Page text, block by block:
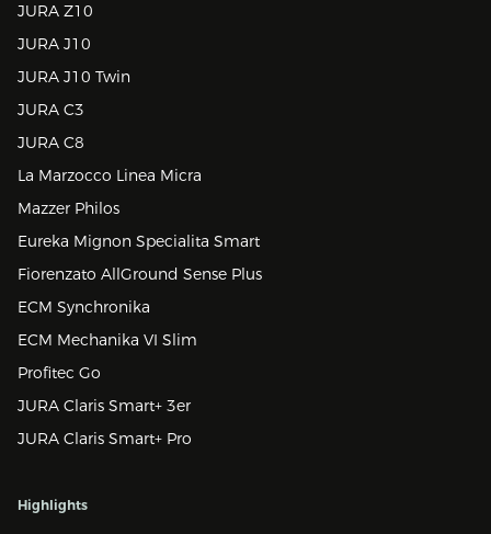
JURA Z10
JURA J10
JURA J10 Twin
JURA C3
JURA C8
La Marzocco Linea Micra
Mazzer Philos
Eureka Mignon Specialita Smart
Fiorenzato AllGround Sense Plus
ECM Synchronika
ECM Mechanika VI Slim
Profitec Go
JURA Claris Smart+ 3er
JURA Claris Smart+ Pro
Highlights